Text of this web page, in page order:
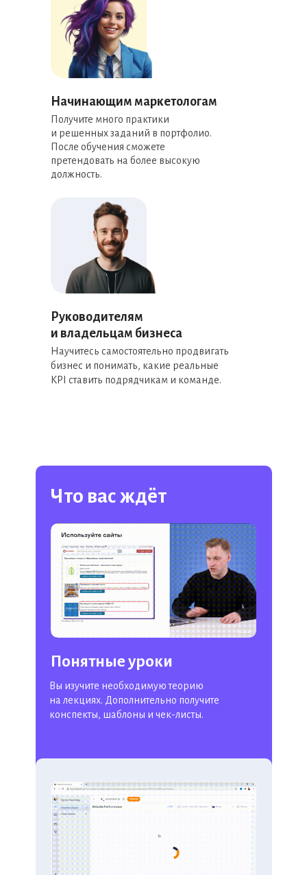
Руководителям
и владельцам бизнеса
Получите много практики
и решенных заданий в портфолио.
После обучения сможете
претендовать на более высокую
должность.
Научитесь самостоятельно продвигать
бизнес и понимать, какие реальные
KPI ставить подрядчикам и команде.
Начинающим маркетологам
Вы изучите необходимую теорию
на лекциях. Дополнительно получите
конспекты, шаблоны и чек-листы.
Понятные уроки
Что вас ждёт